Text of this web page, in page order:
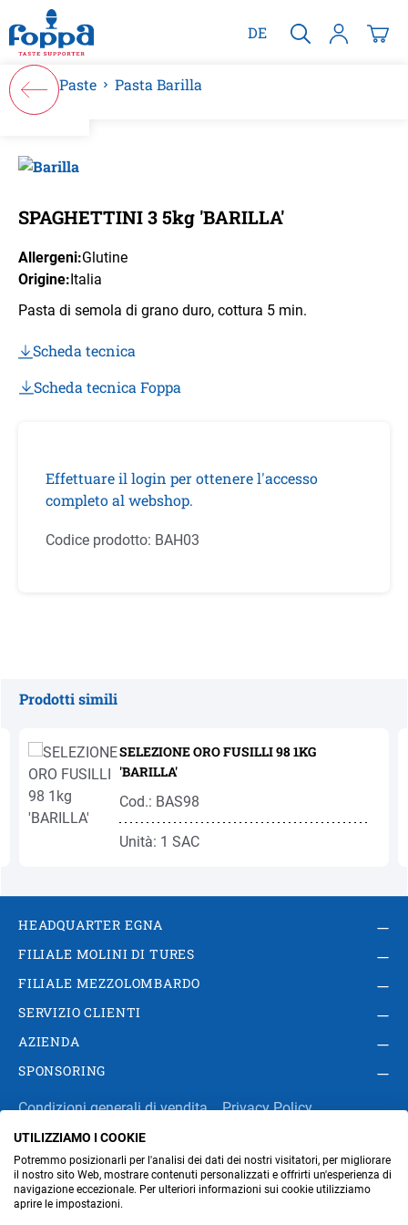
principale
DE
Paste Pasta Barilla
SPAGHETTINI 3 5kg 'BARILLA'
Allergeni:Glutine
Origine:Italia
Pasta di semola di grano duro, cottura 5 min.
Scheda tecnica
Scheda tecnica Foppa
Effettuare il login per ottenere l'accesso
completo al webshop.
Codice prodotto: BAH03
Prodotti simili
SELEZIONE ORO FUSILLI 98 1KG
'BARILLA'
Cod.: BAS98
Unità: 1 SAC
HEADQUARTER EGNA
FILIALE MOLINI DI TURES
FILIALE MEZZOLOMBARDO
SERVIZIO CLIENTI
AZIENDA
SPONSORING
Condizioni generali di vendita
Privacy Policy
Impressum
Modifica impostazioni dei cookie
Amministrazione
UTILIZZIAMO I COOKIE
Potremmo posizionarli per l'analisi dei dati dei nostri visitatori, per migliorare
il nostro sito Web, mostrare contenuti personalizzati e offrirti un'esperienza di
navigazione eccezionale. Per ulteriori informazioni sui cookie utilizziamo
aprire le impostazioni.